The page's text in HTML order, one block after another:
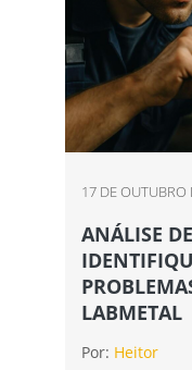
17 DE OUTUBRO
ANÁLISE
LABMETAL
Por: Heitor